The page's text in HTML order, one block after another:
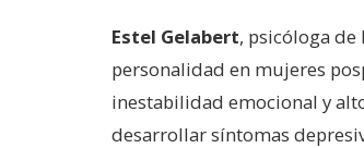
Estel Gelabert, psicóloga
personalidad en mujeres
inestabilidad emocional y
desarrollar síntomas